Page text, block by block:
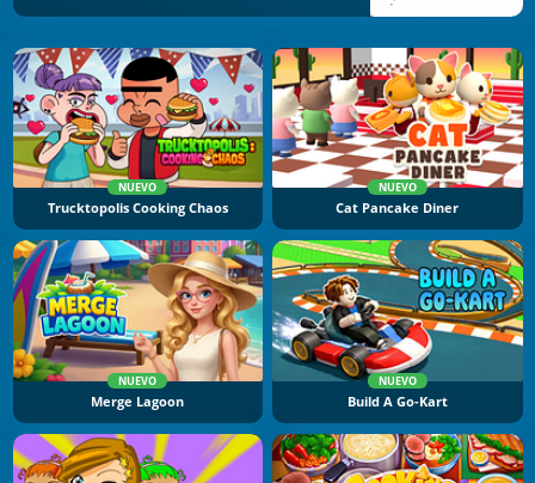
NUEVO
Trucktopolis Cooking Chaos
NUEVO
Cat Pancake Diner
NUEVO
Merge Lagoon
NUEVO
Build A Go-Kart